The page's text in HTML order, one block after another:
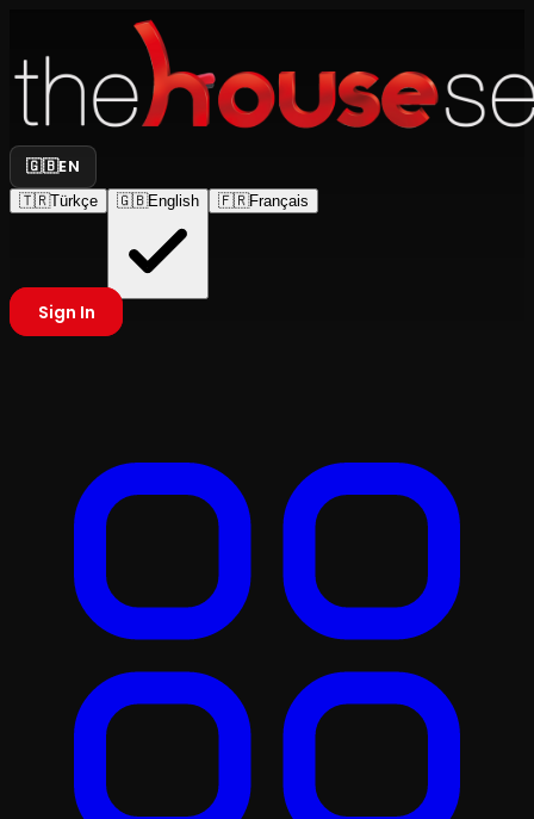
🇬🇧EN
🇹🇷Türkçe 🇬🇧English 🇫🇷Français
Sign In